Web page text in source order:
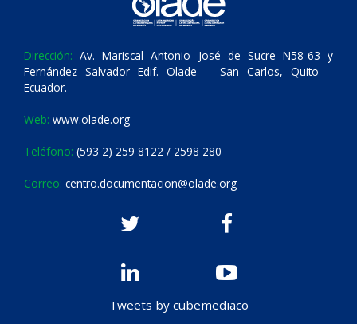
Dirección: Av. Mariscal Antonio José de Sucre N58-63 y
Fernández Salvador Edif. Olade – San Carlos, Quito –
Ecuador.
Web: www.olade.org
Teléfono: (593 2) 259 8122 / 2598 280
Correo: centro.documentacion@olade.org
Tweets by cubemediaco